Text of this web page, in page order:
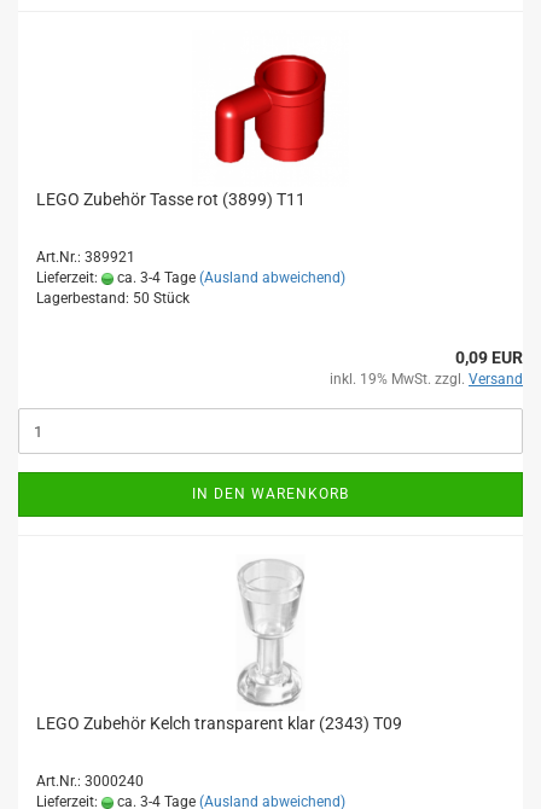
LEGO Zubehör Tasse rot (3899) T11
Art.Nr.: 389921
Lieferzeit:
ca. 3-4 Tage (Ausland abweichend)
Lagerbestand: 50 Stück
0,09 EUR
inkl. 19% MwSt. zzgl. Versand
IN DEN WARENKORB
LEGO Zubehör Kelch transparent klar (2343) T09
Art.Nr.: 3000240
Lieferzeit:
ca. 3-4 Tage (Ausland abweichend)